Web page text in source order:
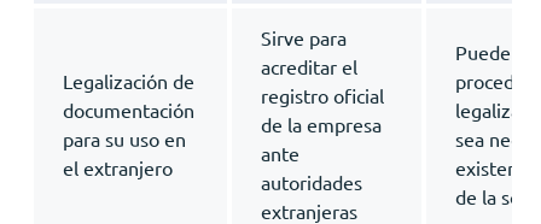
Legalización de
documentación
para su uso en
el extranjero
Sirve para
acreditar el
registro oficial
de la empresa
ante
autoridades
extranjeras
Puede
sea
de la